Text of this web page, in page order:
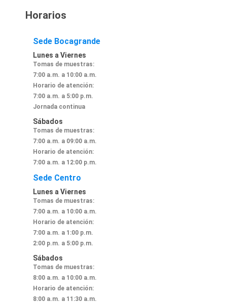
Horarios
Sede Bocagrande
Lunes a Viernes
Tomas de muestras:
7:00 a.m. a 10:00 a.m.
Horario de atención:
7:00 a.m. a 5:00 p.m.
Jornada continua
Sábados
Tomas de muestras:
7:00 a.m. a 09:00 a.m.
Horario de atención:
7:00 a.m. a 12:00 p.m.
Sede Centro
Lunes a Viernes
Tomas de muestras:
7:00 a.m. a 10:00 a.m.
Horario de atención:
7:00 a.m. a 1:00 p.m.
2:00 p.m. a 5:00 p.m.
Sábados
Tomas de muestras:
8:00 a.m. a 10:00 a.m.
Horario de atención:
8:00 a.m. a 11:30 a.m.